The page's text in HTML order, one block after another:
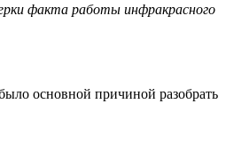
факта работы инфракрасного
основной причиной разобрать